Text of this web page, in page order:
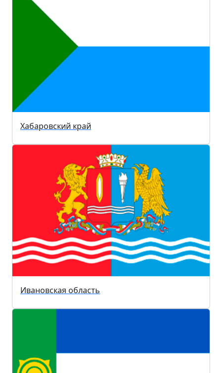
Хабаровский край
Ивановская область